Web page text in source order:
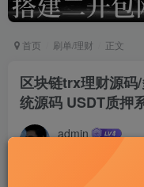
首页 刷单/理财 正文
区块链trx理财源码
统源码 USDT质押
admin